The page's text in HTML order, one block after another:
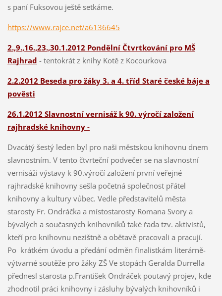
s paní Fuksovou ještě setkáme.
https://www.rajce.net/a6136645
2.,9.,16.,23.,30.1.2012 Pondělní Čtvrtkování pro MŠ
Rajhrad - tentokrát z knihy Kotě z Kocourkova
2.2.2012 Beseda pro žáky 3. a 4. tříd Staré české báje a
pověsti
26.1.2012 Slavnostní vernisáž k 90. výročí založení
rajhradské knihovny -
Dvacátý šestý leden byl pro naši městskou knihovnu dnem
slavnostním. V tento čtvrteční podvečer se na slavnostní
vernisáži výstavy k 90.výročí založení první veřejné
rajhradské knihovny sešla početná společnost přátel
knihovny a kultury vůbec. Vedle představitelů města
starosty Fr. Ondráčka a místostarosty Romana Svory a
bývalých a současných knihovníků také řada tzv. aktivistů,
kteří pro knihovnu nezištně a obětavě pracovali a pracují.
Po krátkém úvodu a předání odměn finalistkám literárně-
výtvarné soutěže pro žáky ZŠ Ve stopách Geralda Durrella
přednesl starosta p.František Ondráček poutavý projev, kde
zhodnotil práci knihovny i zásluhy bývalých knihovníků i